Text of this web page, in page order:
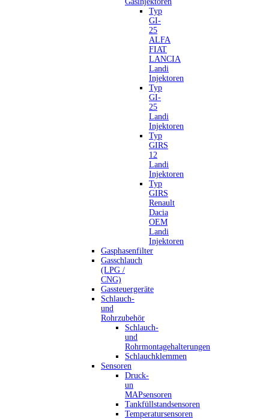
Typ
GI-
25
ALFA
FIAT
LANCIA
Landi
Injektoren
Typ
GI-
25
Landi
Injektoren
Typ
GIRS
12
Landi
Injektoren
Typ
GIRS
Renault
Dacia
OEM
Landi
Injektoren
Gasphasenfilter
Gasschlauch
(LPG /
CNG)
Gassteuergeräte
Schlauch-
und
Rohrzubehör
Schlauch-
und
Rohrmontagehalterungen
Schlauchklemmen
Sensoren
Druck-
un
MAPsensoren
Tankfüllstandsensoren
Temperatursensoren